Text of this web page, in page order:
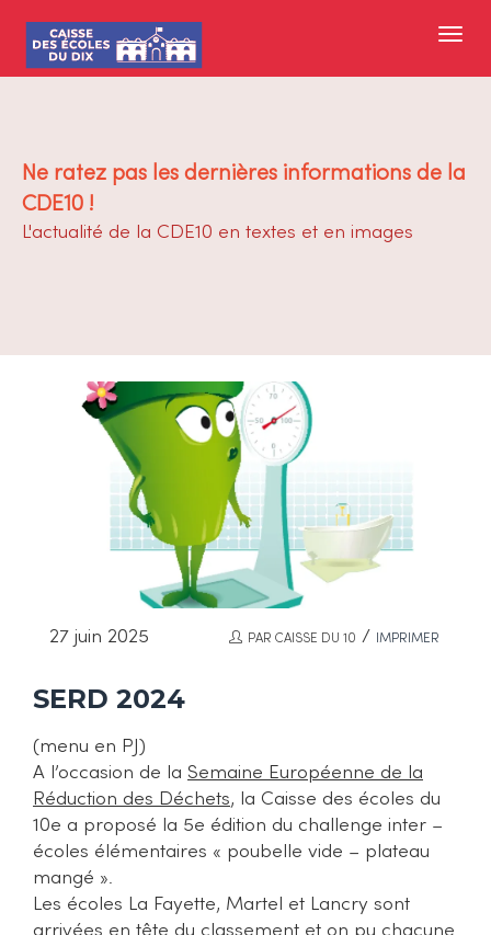
Ne ratez pas les dernières informations de la
CDE10 !
L'actualité de la CDE10 en textes et en images
27 juin 2025 PAR CAISSE DU 10 / IMPRIMER
SERD 2024
(menu en PJ)
A l’occasion de la Semaine Européenne de la
Réduction des Déchets, la Caisse des écoles du
10e a proposé la 5e édition du challenge inter –
écoles élémentaires « poubelle vide – plateau
mangé ».
Les écoles La Fayette, Martel et Lancry sont
arrivées en tête du classement et on pu chacune